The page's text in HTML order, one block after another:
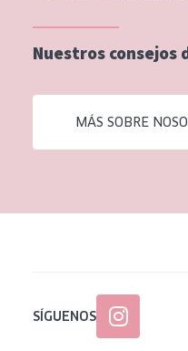
Piel mixata o grasa
Piel madura
Piel expuesta al sol
Piel menopáusica
Todas las edades
Nuestros consejos
MÁS SOBRE
SÍGUENOS